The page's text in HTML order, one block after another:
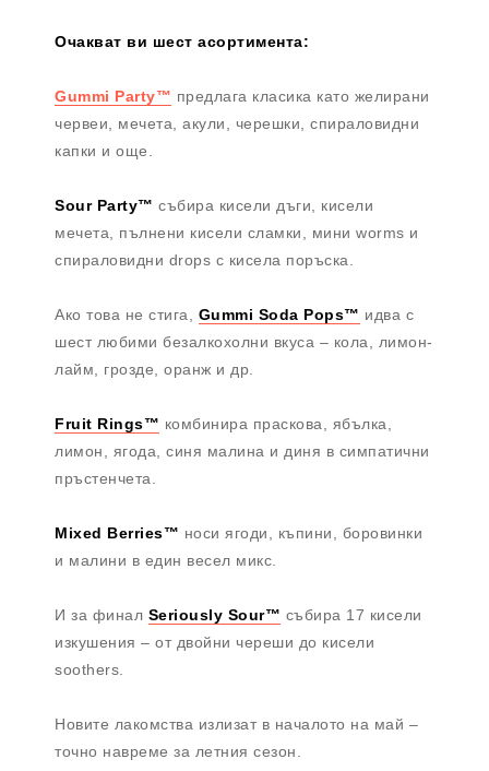
Очакват ви шест асортимента:
Gummi Party™ предлага класика като желирани
червеи, мечета, акули, черешки, спираловидни
капки и още.
Sour Party™ събира кисели дъги, кисели
мечета, пълнени кисели сламки, мини worms и
спираловидни drops с кисела поръска.
Ако това не стига, Gummi Soda Pops™ идва с
шест любими безалкохолни вкуса – кола, лимон-
лайм, грозде, оранж и др.
Fruit Rings™ комбинира праскова, ябълка,
лимон, ягода, синя малина и диня в симпатични
пръстенчета.
Mixed Berries™ носи ягоди, къпини, боровинки
и малини в един весел микс.
И за финал Seriously Sour™ събира 17 кисели
изкушения – от двойни череши до кисели
soothers.
Новите лакомства излизат в началото на май –
точно навреме за летния сезон.